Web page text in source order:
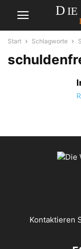
Start Schlagworte
Kontaktieren